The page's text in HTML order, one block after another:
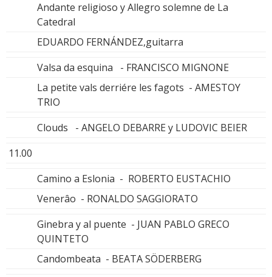
Andante religioso y Allegro solemne de La
Catedral
EDUARDO FERNÁNDEZ,guitarra
Valsa da esquina - FRANCISCO MIGNONE
La petite vals derriére les fagots - AMESTOY
TRIO
Clouds - ANGELO DEBARRE y LUDOVIC BEIER
11.00
Camino a Eslonia - ROBERTO EUSTACHIO
Venerâo - RONALDO SAGGIORATO
Ginebra y al puente - JUAN PABLO GRECO
QUINTETO
Candombeata - BEATA SÖDERBERG